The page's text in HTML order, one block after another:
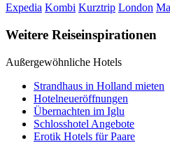
Expedia Kombi Kurztrip London
Weitere Reiseinspirationen
Außergewöhnliche Hotels
Strandhaus in Holland mieten
Hotelneueröffnungen
Übernachten im Iglu
Schlosshotel Angebote
Erotik Hotels für Paare